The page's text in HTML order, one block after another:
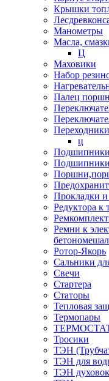
Крышки
Манометры
Масла,
Ц
Маховики
Набор
Палец
ц
Подшипники
Подшипники
Прокладки
Редуктора к
Ремни к
Ротор-Якорь
Сальники
Свечи
Стартера
Статоры
Тепловая
Термопары
Тросики
ТЭН
ТЭН для
ТЭН